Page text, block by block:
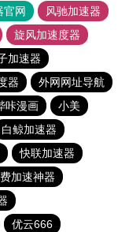
官网
风驰加速器
旋风加速度器
加速器
器
外网网址导航
咔漫画
小美
白鲸加速器
快联加速器
加速神器
优云666